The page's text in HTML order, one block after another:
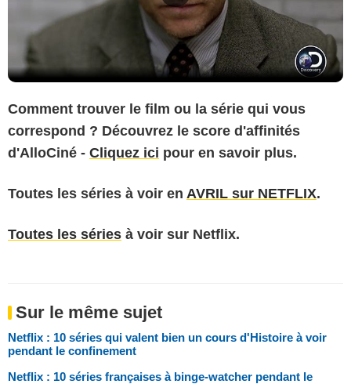
Comment trouver le film ou la série qui vous
correspond ? Découvrez le score d'affinités
d'AlloCiné - Cliquez ici pour en savoir plus.
Toutes les séries à voir en AVRIL sur NETFLIX.
Toutes les séries à voir sur Netflix.
Sur le même sujet
Netflix : 10 séries qui valent bien un cours d'Histoire à voir
pendant le confinement
Netflix : 10 séries françaises à binge-watcher pendant le